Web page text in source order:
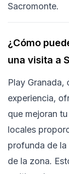
Sacromonte.
¿Cómo
una visita a
Play Granada,
experiencia,
que mejoran
locales
profunda de
de la zona.